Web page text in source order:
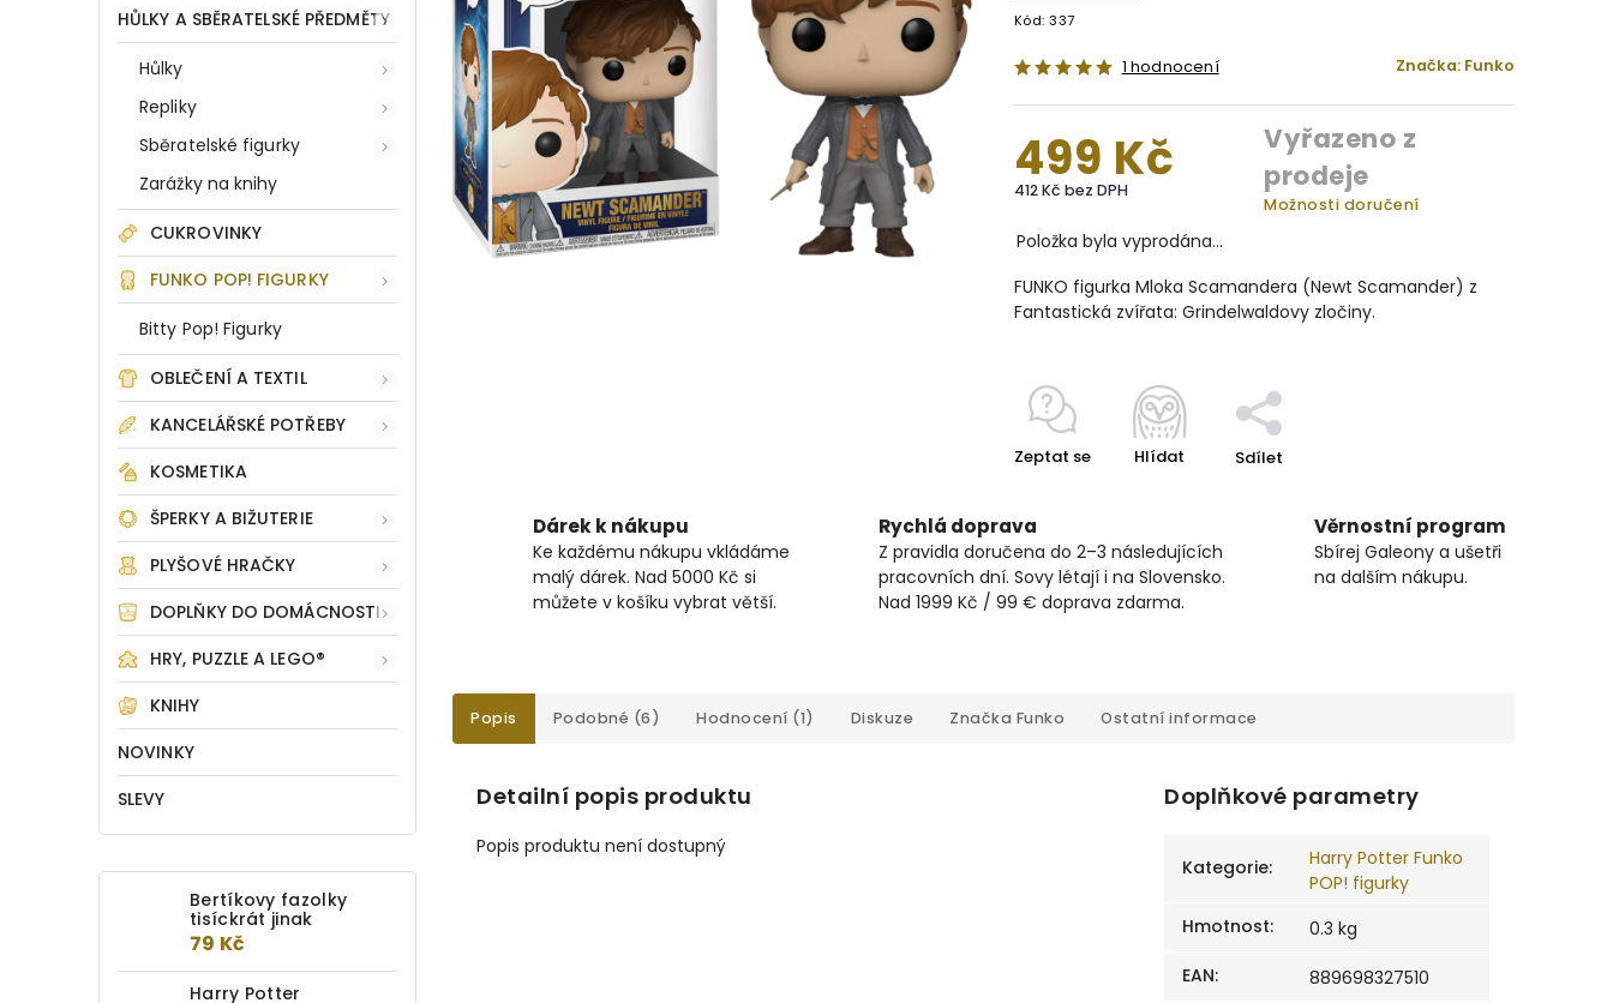
HŮLKY A SBĚRATELSKÉ PŘEDMĚTY
Hůlky
Repliky
Sběratelské figurky
Zarážky na knihy
CUKROVINKY
FUNKO POP! FIGURKY
Bitty Pop! Figurky
OBLEČENÍ A TEXTIL
KANCELÁŘSKÉ POTŘEBY
KOSMETIKA
ŠPERKY A BIŽUTERIE
PLYŠOVÉ HRAČKY
DOPLŇKY DO DOMÁCNOSTI
HRY, PUZZLE A LEGO®
KNIHY
NOVINKY
SLEVY
Bertíkovy fazolky
tisíckrát jinak
79 Kč
Harry Potter
Kód: 337
1 hodnocení Značka: Funko
499 Kč
412 Kč bez DPH
Vyřazeno z
prodeje
Možnosti doručení
Položka byla vyprodána…
FUNKO figurka Mloka Scamandera (Newt Scamander) z
Fantastická zvířata: Grindelwaldovy zločiny.
Zeptat se Hlídat Sdílet
Dárek k nákupu
Ke každému nákupu vkládáme
malý dárek. Nad 5000 Kč si
můžete v košíku vybrat větší.
Rychlá doprava
Z pravidla doručena do 2–3 následujících
pracovních dní. Sovy létají i na Slovensko.
Nad 1999 Kč / 99 € doprava zdarma.
Věrnostní program
Sbírej Galeony a ušetři
na dalším nákupu.
Popis Podobné (6) Hodnocení (1) Diskuze Značka Funko Ostatní informace
Detailní popis produktu
Popis produktu není dostupný
Doplňkové parametry
Kategorie:
Harry Potter Funko
POP! figurky
Hmotnost:
0.3 kg
EAN:
889698327510